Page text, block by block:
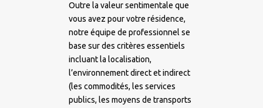
Outre la valeur sentimentale que
vous avez pour votre résidence,
notre équipe de professionnel se
base sur des critères essentiels
incluant la localisation,
l’environnement direct et indirect
(les commodités, les services
publics, les moyens de transports